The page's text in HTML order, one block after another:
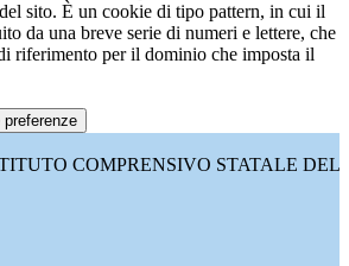
sito. È un cookie di tipo pattern, in cui il
da una breve serie di numeri e lettere, che
riferimento per il dominio che imposta il
COMPRENSIVO STATALE DEL